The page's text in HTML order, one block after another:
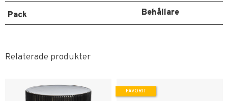
Pack Behållare
Relaterade produkter
FAVORIT